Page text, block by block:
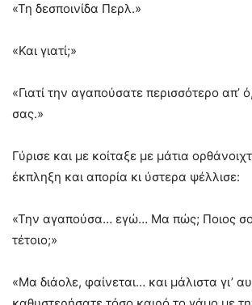
«Τη δεσποινίδα Περλ.»
«Και γιατί;»
«Γιατί την αγαπούσατε περισσότερο απ’
σας.»
Γύρισε και με κοίταξε με μάτια
έκπληξη και απορία κι ύστερα ψέλλισε:
«Την αγαπούσα… εγώ… Μα πώς; Ποιος
τέτοιο;»
«Μα διάολε, φαίνεται… και μάλιστα γι’